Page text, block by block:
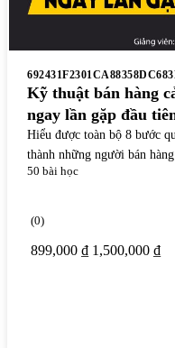
Kỹ thuật bán hàng
ngay lần gặp đầu
Hiểu được toàn bộ 8 bước
thành những người bán
quy tắc chốt 1 khách hàng
50 bài học
(0)
899,000 ₫ 1,500,000 ₫